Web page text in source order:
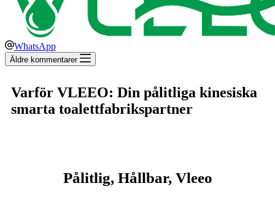
WhatsApp
Äldre kommentarer
Varför VLEEO: Din pålitliga kinesiska
smarta toalettfabrikspartner
Pålitlig, Hållbar, Vleeo